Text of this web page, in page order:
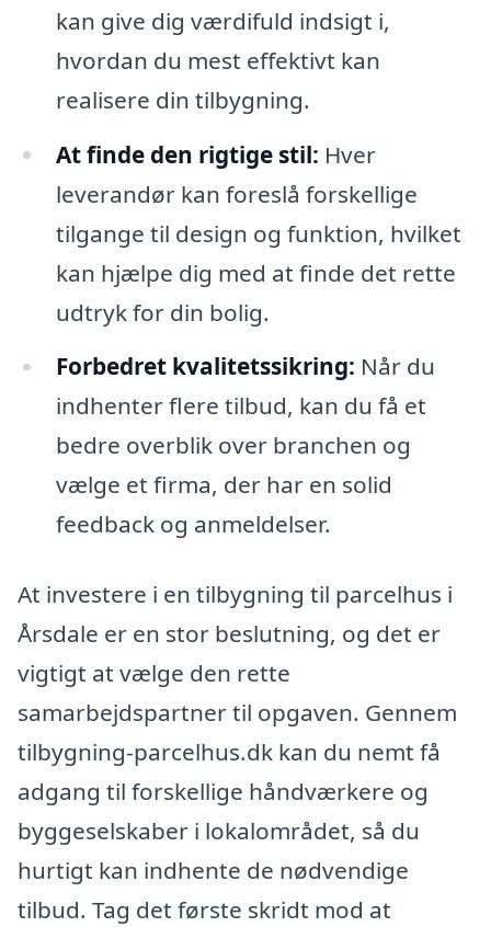
kan give dig værdifuld indsigt i,
hvordan du mest effektivt kan
realisere din tilbygning.
At finde den rigtige stil: Hver
leverandør kan foreslå forskellige
tilgange til design og funktion, hvilket
kan hjælpe dig med at finde det rette
udtryk for din bolig.
Forbedret kvalitetssikring: Når du
indhenter flere tilbud, kan du få et
bedre overblik over branchen og
vælge et firma, der har en solid
feedback og anmeldelser.
At investere i en tilbygning til parcelhus i
Årsdale er en stor beslutning, og det er
vigtigt at vælge den rette
samarbejdspartner til opgaven. Gennem
tilbygning-parcelhus.dk kan du nemt få
adgang til forskellige håndværkere og
byggeselskaber i lokalområdet, så du
hurtigt kan indhente de nødvendige
tilbud. Tag det første skridt mod at